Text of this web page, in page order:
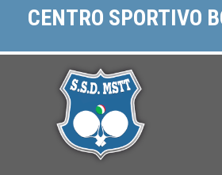
CENTRO SPORTIVO